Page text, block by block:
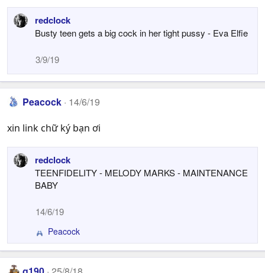
redclock
Busty teen gets a big cock in her tight pussy - Eva Elfie
3/9/19
Peacock 14/6/19
xin link chữ ký bạn ơi
redclock
TEENFIDELITY - MELODY MARKS - MAINTENANCE
BABY
14/6/19
R
e
a
c
Peacock